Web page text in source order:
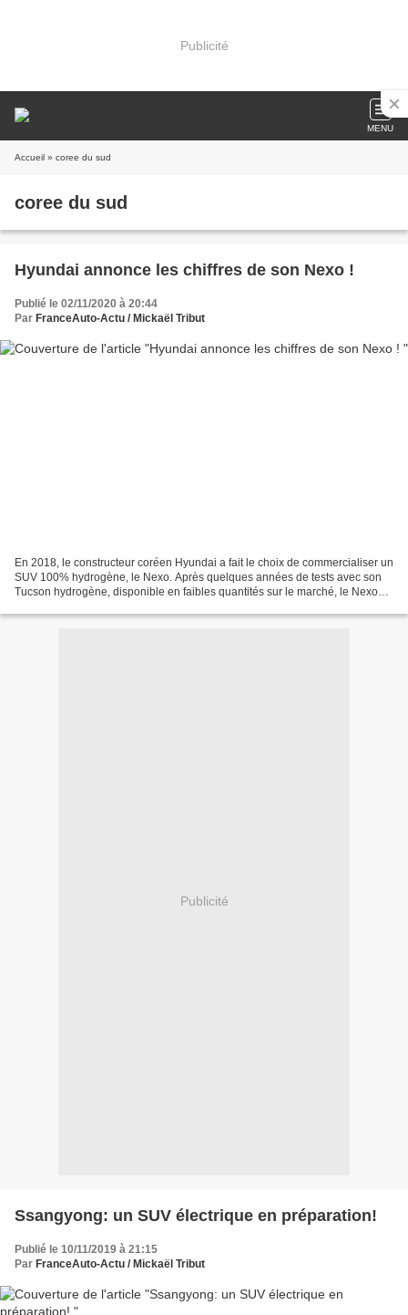
Publicité
MENU
Accueil » coree du sud
coree du sud
Hyundai annonce les chiffres de son Nexo !
Publié le 02/11/2020 à 20:44
Par FranceAuto-Actu / Mickaël Tribut
En 2018, le constructeur coréen Hyundai a fait le choix de commercialiser un
SUV 100% hydrogène, le Nexo. Après quelques années de tests avec son
Tucson hydrogène, disponible en faibles quantités sur le marché, le Nexo
Publicité
Ssangyong: un SUV électrique en préparation!
Publié le 10/11/2019 à 21:15
Par FranceAuto-Actu / Mickaël Tribut